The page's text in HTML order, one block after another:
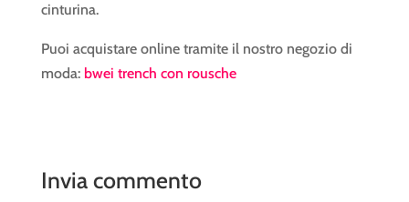
cinturina.
Puoi acquistare online tramite il nostro negozio di
moda: bwei trench con rousche
Invia commento